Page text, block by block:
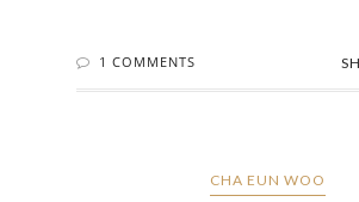
1 COMMENTS
CHA EUN WOO